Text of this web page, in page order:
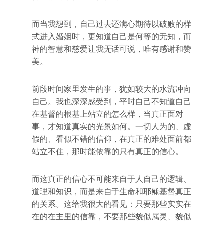
而当我想到，自己过去还满心期待以破败的样
式进入婚姻时，更知道自己是何等的无知，而
神的智慧和慈爱让我无话可说，唯有感谢和赞
美。
前段时间家里发生的事，犹如较大的水流冲向
自己。我也深深感受到，平时自己不知道自己
在基督的根基上站立的怎么样，当真正面对
事，才知道真实的光景如何。一切人为的、虚
假的、看似不错的信仰，在真正的难处面前都
站立不住，那时能依靠的只有真正的信心。
而这真正的信心不可能来自于人自己的逻辑、
道理和知识，而是来自于生命和耶稣基督真正
的关系。这给我很大的看见：只要那些实实在
在的在主里的信靠，不要那些貌似属灵、貌似